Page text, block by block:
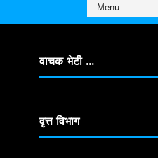
वाचक भेटी ...
वृत्त विभाग